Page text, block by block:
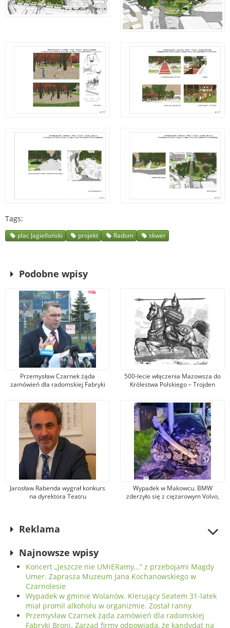
Tags
plac Jagielloński projekt Radom skwer
Podobne wpisy
Przemysław Czarnek żąda
zamówień dla radomskiej Fabryki
kandydat na premiera mówi
nieprawdę
500-lecie włączenia Mazowsza do
Królestwa Polskiego – Trojden
Jarosław Rabenda wygrał konkurs
na dyrektora Teatru
Wypadek w Makowcu. BMW
zderzyło się z ciężarowym Volvo,
Reklama
Najnowsze wpisy
Koncert „Jeszcze nie UMiERamy…” z przebojami Magdy
Umer. Zaprasza Muzeum Jana Kochanowskiego w
Czarnolesie
Wypadek w gminie Wolanów. Kierujący Seatem 31-latek
miał promil alkoholu w organizmie. Został ranny
Przemysław Czarnek żąda zamówień dla radomskiej
Fabryki Broni. Zarząd firmy odpowiada, że kandydat na